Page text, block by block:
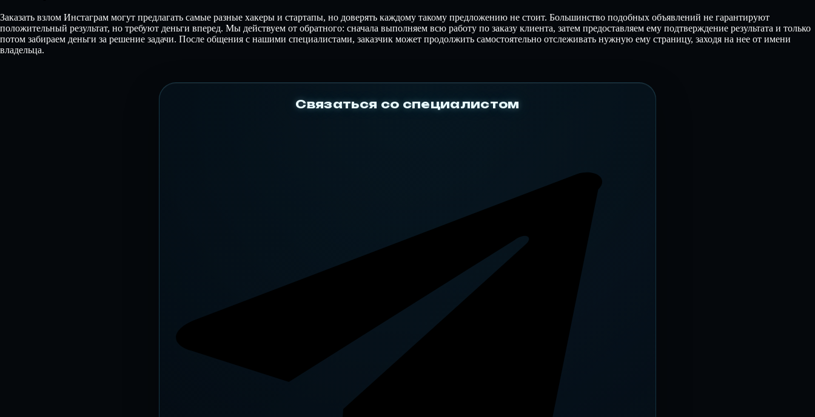
Заказать взлом Инстаграм могут предлагать самые разные хакеры и стартапы, но доверять каждому такому предложению не стоит. Большинство подобных объявлений не гарантируют
положительный результат, но требуют деньги вперед. Мы действуем от обратного: сначала выполняем всю работу по заказу клиента, затем предоставляем ему подтверждение результата и только
потом забираем деньги за решение задачи. После общения с нашими специалистами, заказчик может продолжить самостоятельно отслеживать нужную ему страницу, заходя на нее от имени
владельца.
Связаться со специалистом